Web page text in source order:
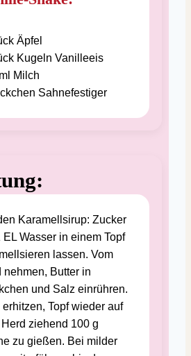
Äpfel
Kugeln Vanilleeis
ml Milch
Sahnefestiger
Karamellsirup: Zucker
EL Wasser in einem Topf
lassen. Vom
nehmen, Butter in
und Salz einrühren.
erhitzen, Topf wieder auf
ziehend 100 g
zu gießen. Bei milder